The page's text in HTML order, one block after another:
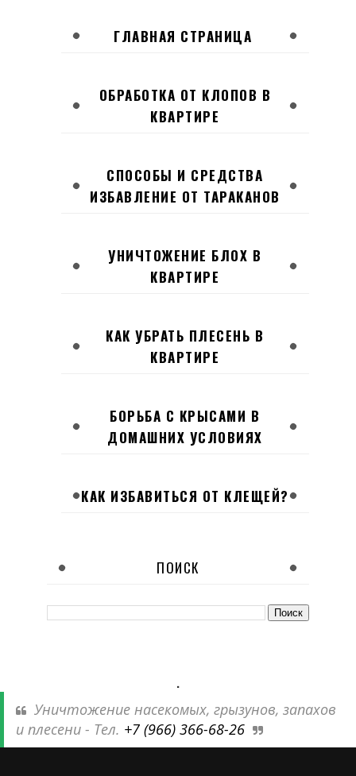
ГЛАВНАЯ СТРАНИЦА
ОБРАБОТКА ОТ КЛОПОВ В
КВАРТИРЕ
СПОСОБЫ И СРЕДСТВА
ИЗБАВЛЕНИЕ ОТ ТАРАКАНОВ
УНИЧТОЖЕНИЕ БЛОХ В
КВАРТИРЕ
КАК УБРАТЬ ПЛЕСЕНЬ В
КВАРТИРЕ
БОРЬБА С КРЫСАМИ В
ДОМАШНИХ УСЛОВИЯХ
КАК ИЗБАВИТЬСЯ ОТ КЛЕЩЕЙ?
ПОИСК
.
Уничтожение насекомых, грызунов, запахов
и плесени - Тел. +7 (966) 366-68-26